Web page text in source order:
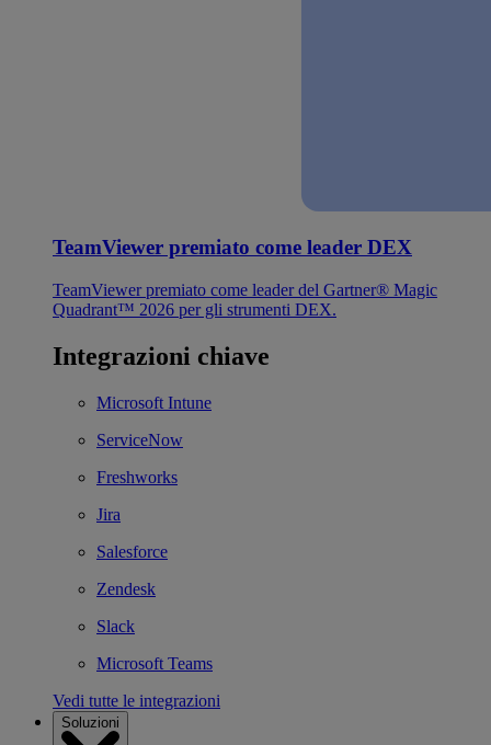
TeamViewer premiato come leader DEX
TeamViewer premiato come leader del Gartner® Magic
Quadrant™ 2026 per gli strumenti DEX.
Integrazioni chiave
Microsoft Intune
ServiceNow
Freshworks
Jira
Salesforce
Zendesk
Slack
Microsoft Teams
Vedi tutte le integrazioni
Soluzioni